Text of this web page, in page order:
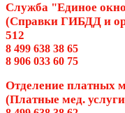
Служба "Единое
(Справки ГИБДД и
512
8 499 638 38 65
8 906 033 60 75
Отделение платных
(Платные мед.